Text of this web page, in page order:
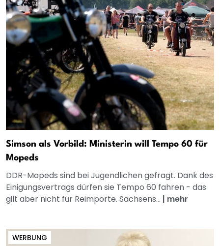
Simson als Vorbild: Ministerin will Tempo 60 für
Mopeds
DDR-Mopeds sind bei Jugendlichen gefragt. Dank des
Einigungsvertrags dürfen sie Tempo 60 fahren - das
gilt aber nicht für Reimporte. Sachsens... | mehr
WERBUNG